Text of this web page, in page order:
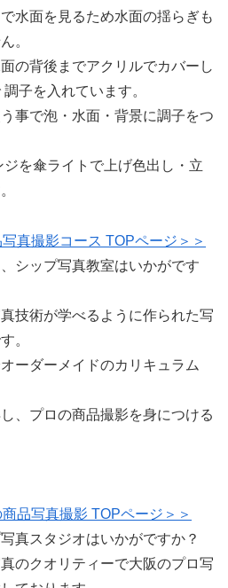
水面を見るため水面の揺らぎも
。
の背後までアクリルでカバーし
子を入れています。
事で泡・水面・背景に調子をつ
を傘ライトで上げ色出し・立
真撮影コース TOPページ＞＞
シップ写真教室はいかがです
技術が学べるように作られた写
。
ーダーメイドのカリキュラム
、プロの商品撮影を身につける
品写真撮影 TOPページ＞＞
真スタジオはいかがですか？
のクオリティーで大阪のプロ写